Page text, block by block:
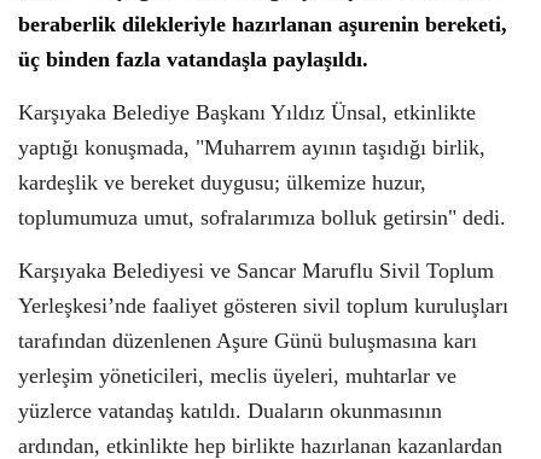
beraberlik dilekleriyle hazırlanan aşurenin bereketi,
üç binden fazla vatandaşla paylaşıldı.
Karşıyaka Belediye Başkanı Yıldız Ünsal, etkinlikte
yaptığı konuşmada, "Muharrem ayının taşıdığı birlik,
kardeşlik ve bereket duygusu; ülkemize huzur,
toplumumuza umut, sofralarımıza bolluk getirsin" dedi.
Karşıyaka Belediyesi ve Sancar Maruflu Sivil Toplum
Yerleşkesi’nde faaliyet gösteren sivil toplum kuruluşları
tarafından düzenlenen Aşure Günü buluşmasına karı
yerleşim yöneticileri, meclis üyeleri, muhtarlar ve
yüzlerce vatandaş katıldı. Duaların okunmasının
ardından, etkinlikte hep birlikte hazırlanan kazanlardan